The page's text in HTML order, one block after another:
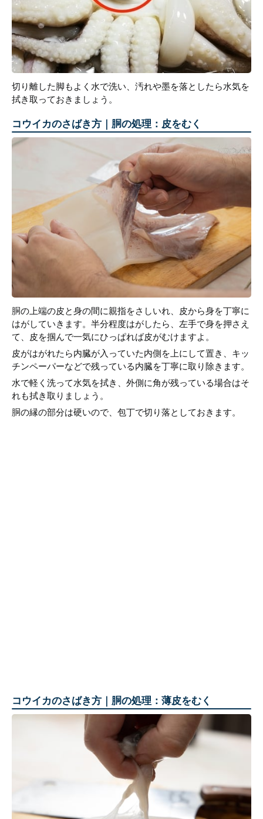
切り離した脚もよく水で洗い、汚れや墨を落としたら水気を
拭き取っておきましょう。
コウイカのさばき方｜胴の処理：皮をむく
胴の上端の皮と身の間に親指をさしいれ、皮から身を丁寧に
はがしていきます。半分程度はがしたら、左手で身を押さえ
て、皮を掴んで一気にひっぱれば皮がむけますよ。
皮がはがれたら内臓が入っていた内側を上にして置き、キッ
チンペーパーなどで残っている内臓を丁寧に取り除きます。
水で軽く洗って水気を拭き、外側に角が残っている場合はそ
れも拭き取りましょう。
胴の縁の部分は硬いので、包丁で切り落としておきます。
コウイカのさばき方｜胴の処理：薄皮をむく